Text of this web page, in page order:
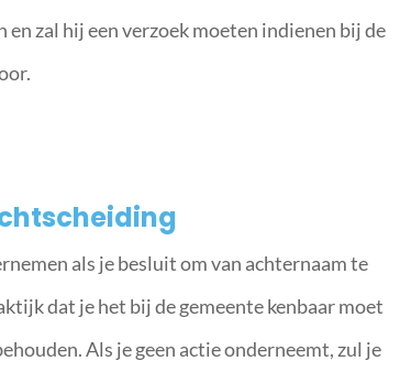
zal hij een verzoek moeten indienen bij de
als je besluit om van achternaam te
dat je het bij de gemeente kenbaar moet
Als je geen actie onderneemt, zul je